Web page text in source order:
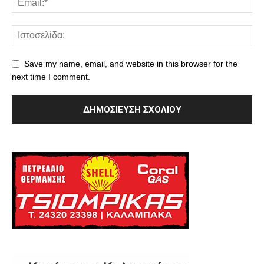
Save my name, email, and website in this browser for the
next time I comment.